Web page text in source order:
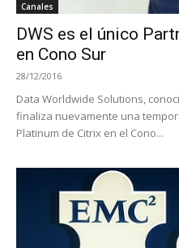
Canales
DWS es el único
en Cono Sur
28/12/2016
Data Worldwide Solutions,
finaliza nuevamente una
Platinum de Citrix en el Cono...